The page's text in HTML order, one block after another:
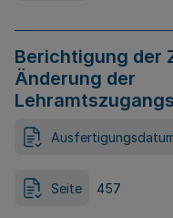
Berichtigung der
Änderung der
Seite 457